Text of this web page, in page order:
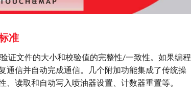
准
证文件的大小和校验值的完整性/一致性。如果编程
通信并自动完成通信。几个附加功能集成了传统操
读取和自动写入喷油器设置、计数器重置等。